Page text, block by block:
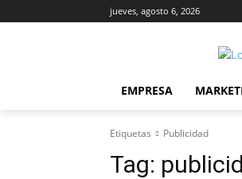
jueves, agosto 6, 2026
EMPRESA
Etiquetas Publicidad
Tag: